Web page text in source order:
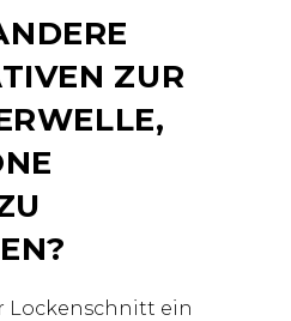
ZUR
Lockenschnitt ein